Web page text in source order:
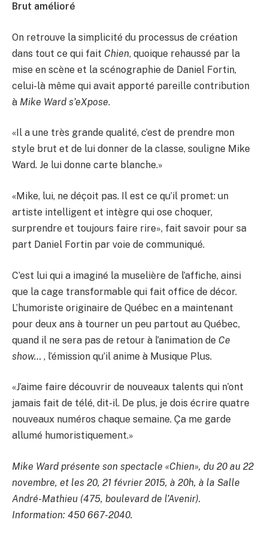
Brut amélioré
On retrouve la simplicité du processus de création
dans tout ce qui fait Chien, quoique rehaussé par la
mise en scène et la scénographie de Daniel Fortin,
celui-là même qui avait apporté pareille contribution
à Mike Ward s’eXpose.
«Il a une très grande qualité, c’est de prendre mon
style brut et de lui donner de la classe, souligne Mike
Ward. Je lui donne carte blanche.»
«Mike, lui, ne déçoit pas. Il est ce qu’il promet: un
artiste intelligent et intègre qui ose choquer,
surprendre et toujours faire rire», fait savoir pour sa
part Daniel Fortin par voie de communiqué.
C’est lui qui a imaginé la muselière de l’affiche, ainsi
que la cage transformable qui fait office de décor.
L’humoriste originaire de Québec en a maintenant
pour deux ans à tourner un peu partout au Québec,
quand il ne sera pas de retour à l’animation de Ce
show… , l’émission qu’il anime à Musique Plus.
«J’aime faire découvrir de nouveaux talents qui n’ont
jamais fait de télé, dit-il. De plus, je dois écrire quatre
nouveaux numéros chaque semaine. Ça me garde
allumé humoristiquement.»
Mike Ward présente son spectacle «Chien», du 20 au 22
novembre, et les 20, 21 février 2015, à 20h, à la Salle
André-Mathieu (475, boulevard de l’Avenir).
Information: 450 667-2040.